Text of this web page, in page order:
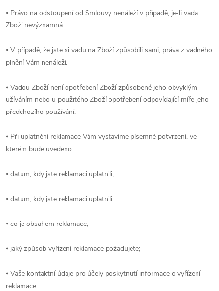
⦁ Právo na odstoupení od Smlouvy nenáleží v případě, je-li vada
Zboží nevýznamná.
⦁ V případě, že jste si vadu na Zboží způsobili sami, práva z vadného
plnění Vám nenáleží.
⦁ Vadou Zboží není opotřebení Zboží způsobené jeho obvyklým
užíváním nebo u použitého Zboží opotřebení odpovídající míře jeho
předchozího používání.
⦁ Při uplatnění reklamace Vám vystavíme písemné potvrzení, ve
kterém bude uvedeno:
⦁ datum, kdy jste reklamaci uplatnili;
⦁ datum, kdy jste reklamaci uplatnili;
⦁ co je obsahem reklamace;
⦁ jaký způsob vyřízení reklamace požadujete;
⦁ Vaše kontaktní údaje pro účely poskytnutí informace o vyřízení
reklamace.